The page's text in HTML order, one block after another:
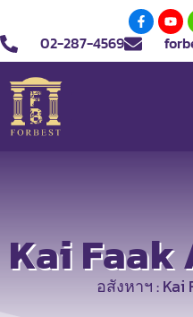
02-287-4569
Kai Faak
อสังหาฯ : Kai